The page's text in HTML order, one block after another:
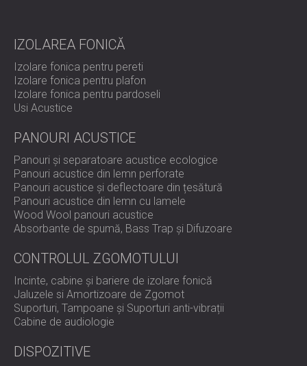
Construcție: bază și arc din oțel galvanizat
Strat de cauciuc: polimer elastic pentru izolare de
înaltă frecvență
Deformare sub sarcină maximă: 25 mm
Frecvență naturală la sarcină maximă: 3 Hz
Turație recomandată a mașinii: ≥400 RPM
inferioară)
Modele disponibile și interval de încărcare: AM (25):
8–25 kg; AM (50): 20–50 kg; AM (100): 40–100 kg;
AM (150): 80–150 kg
Standard: conform ISO EN 10270
Compresoare de aer și răcitoare de apă
Motoare și pompe
Unități de tratare a aerului (UTA)
Sisteme HVAC și turnuri de răcire
Utilaje industriale ușoare și medii
IZOLAREA FONICĂ
Izolare fonica pentru pereti
Izolare fonica pentru plafon
Izolare fonica pentru pardoseli
Usi Acustice
PANOURI ACUSTICE
Panouri și separatoare acustice ecologice
Panouri acustice din lemn perforate
Panouri acustice și deflectoare din țesătură
Panouri acustice din lemn cu lamele
Wood Wool panouri acustice
Absorbante de spumă, Bass Trap și Difuzoare
CONTROLUL ZGOMOTULUI
Incinte, cabine și bariere de izolare fonică
Jaluzele si Amortizoare de Zgomot
Suporturi, Tampoane și Suporturi anti-vibrații
Cabine de audiologie
DISPOZITIVE